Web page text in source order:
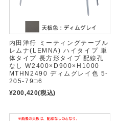
内田洋行 ミーティングテーブル
レムナ(LEMNA) ハイタイプ 単
体タイプ 長方形タイプ 配線孔
なし W2400×D900×H1000
MTHN2490 ディムグレイ色 5-
205-79□6
¥200,420(税込)